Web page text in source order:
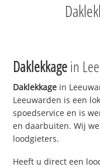
Daklekkagein
Daklekkage in
Leeuwarden is een
spoedservice en is
en daarbuiten. Wij
loodgieters.
Heeft u direct een